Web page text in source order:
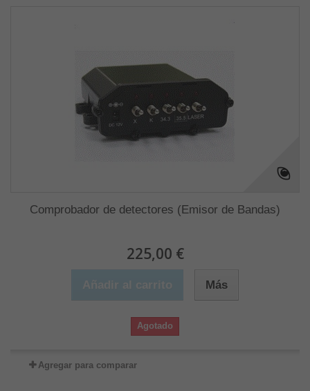
Comprobador de detectores (Emisor de Bandas)
225,00 €
Más
Agotado
Agregar para comparar